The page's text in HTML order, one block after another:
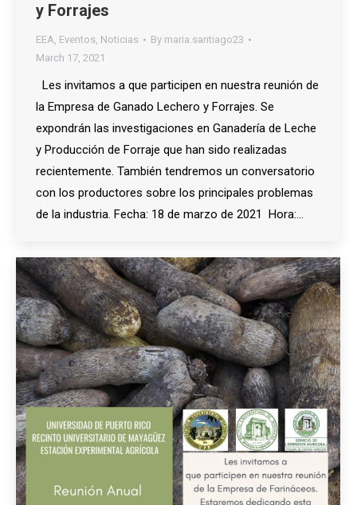
y Forrajes
EEA, Eventos, Noticias By maria.santiago23
March 17, 2021
Les invitamos a que participen en nuestra reunión de
la Empresa de Ganado Lechero y Forrajes. Se
expondrán las investigaciones en Ganadería de Leche
y Producción de Forraje que han sido realizadas
recientemente. También tendremos un conversatorio
con los productores sobre los principales problemas
de la industria. Fecha: 18 de marzo de 2021 Hora:…